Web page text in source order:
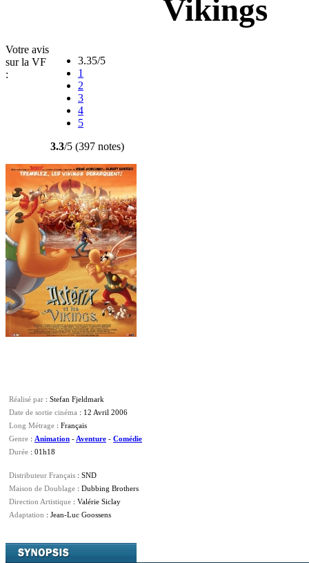
Vikings
Votre avis
sur la VF
:
3.35/5
1
2
3
4
5
3.3/5 (397 notes)
Réalisé par : Stefan Fjeldmark
Date de sortie cinéma : 12 Avril 2006
Long Métrage : Français
Genre : Animation - Aventure - Comédie
Durée : 01h18
Distributeur Français : SND
Maison de Doublage : Dubbing Brothers
Direction Artistique : Valérie Siclay
Adaptation : Jean-Luc Goossens